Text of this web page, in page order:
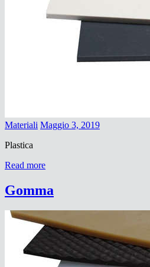
Materiali Maggio 3, 2019
Plastica
Read more
Gomma